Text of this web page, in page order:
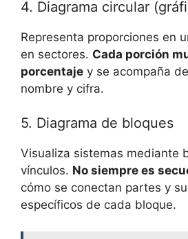
4. Diagrama circular
Representa proporciones en
en sectores. Cada porción
porcentaje y se acompaña
nombre y cifra.
5. Diagrama de bloques
Visualiza sistemas mediante
vínculos. No siempre es
cómo se conectan partes y
específicos de cada bloque.